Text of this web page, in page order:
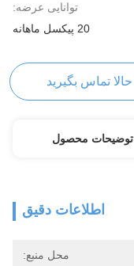
توانایی عرضه:
20 پیکسل ماهانه
حالا تماس بگیرید
توضیحات محصول
اطلاعات دقیق
محل منبع: